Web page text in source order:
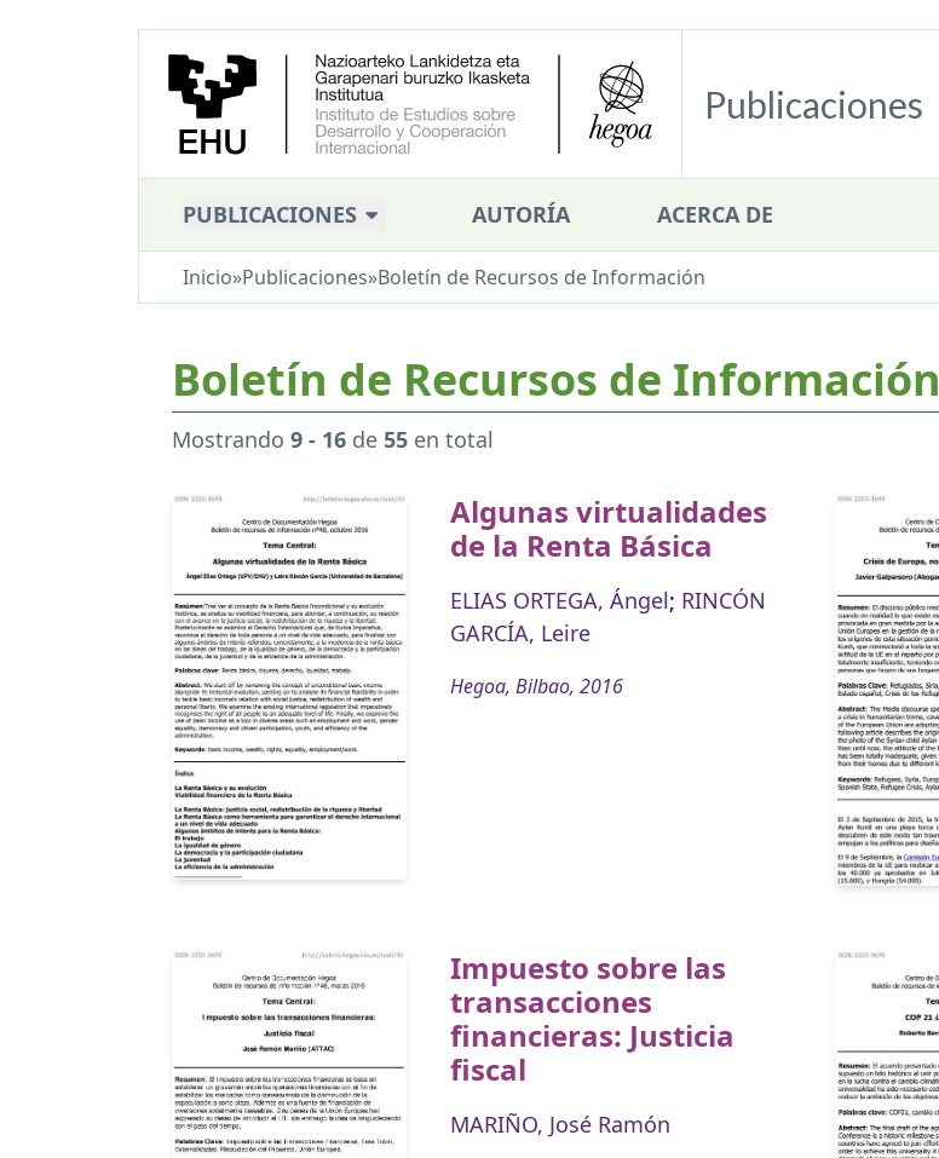
Publicaciones
PUBLICACIONES AUTORÍA ACERCA DE
Inicio»Publicaciones»Boletín de Recursos de Información
Boletín de Recursos de Información
Mostrando 9 - 16 de 55 en total
Algunas virtualidades
de la Renta Básica
ELIAS ORTEGA, Ángel; RINCÓN
GARCÍA, Leire
Hegoa, Bilbao, 2016
Impuesto sobre las
transacciones
financieras: Justicia
fiscal
MARIÑO, José Ramón